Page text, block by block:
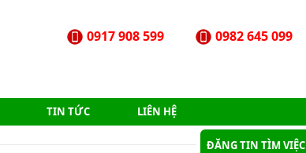
0982 645 099
0917 908 599
TIN TỨC
LIÊN HỆ
ĐĂNG TIN TÌM VIỆC